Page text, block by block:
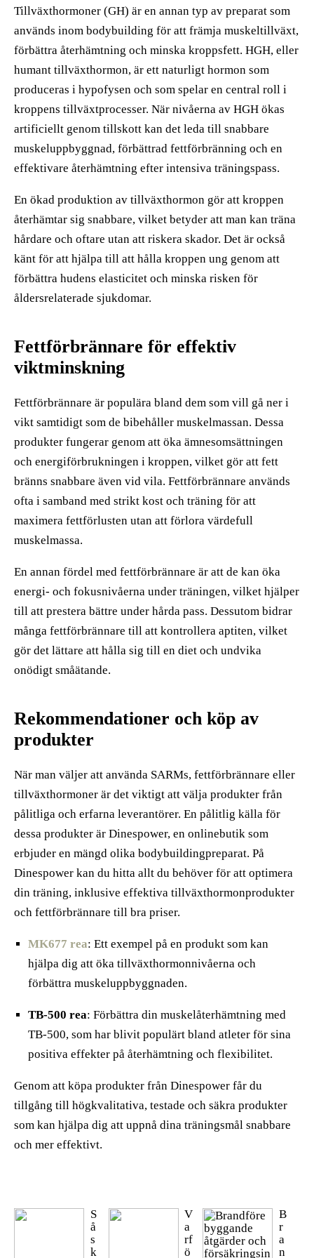
Tillväxthormoner (GH) är en annan typ av preparat som
används inom bodybuilding för att främja muskeltillväxt,
förbättra återhämtning och minska kroppsfett. HGH, eller
humant tillväxthormon, är ett naturligt hormon som
produceras i hypofysen och som spelar en central roll i
kroppens tillväxtprocesser. När nivåerna av HGH ökas
artificiellt genom tillskott kan det leda till snabbare
muskeluppbyggnad, förbättrad fettförbränning och en
effektivare återhämtning efter intensiva träningspass.
En ökad produktion av tillväxthormon gör att kroppen
återhämtar sig snabbare, vilket betyder att man kan träna
hårdare och oftare utan att riskera skador. Det är också
känt för att hjälpa till att hålla kroppen ung genom att
förbättra hudens elasticitet och minska risken för
åldersrelaterade sjukdomar.
Fettförbrännare för effektiv
viktminskning
Fettförbrännare är populära bland dem som vill gå ner i
vikt samtidigt som de bibehåller muskelmassan. Dessa
produkter fungerar genom att öka ämnesomsättningen
och energiförbrukningen i kroppen, vilket gör att fett
bränns snabbare även vid vila. Fettförbrännare används
ofta i samband med strikt kost och träning för att
maximera fettförlusten utan att förlora värdefull
muskelmassa.
En annan fördel med fettförbrännare är att de kan öka
energi- och fokusnivåerna under träningen, vilket hjälper
till att prestera bättre under hårda pass. Dessutom bidrar
många fettförbrännare till att kontrollera aptiten, vilket
gör det lättare att hålla sig till en diet och undvika
onödigt småätande.
Rekommendationer och köp av
produkter
När man väljer att använda SARMs, fettförbrännare eller
tillväxthormoner är det viktigt att välja produkter från
pålitliga och erfarna leverantörer. En pålitlig källa för
dessa produkter är Dinespower, en onlinebutik som
erbjuder en mängd olika bodybuildingpreparat. På
Dinespower kan du hitta allt du behöver för att optimera
din träning, inklusive effektiva tillväxthormonprodukter
och fettförbrännare till bra priser.
MK677 rea: Ett exempel på en produkt som kan
hjälpa dig att öka tillväxthormonnivåerna och
förbättra muskeluppbyggnaden.
TB-500 rea: Förbättra din muskelåterhämtning med
TB-500, som har blivit populärt bland atleter för sina
positiva effekter på återhämtning och flexibilitet.
Genom att köpa produkter från Dinespower får du
tillgång till högkvalitativa, testade och säkra produkter
som kan hjälpa dig att uppnå dina träningsmål snabbare
och mer effektivt.
S
å
s
k
V
a
rf
ö
B
r
a
n